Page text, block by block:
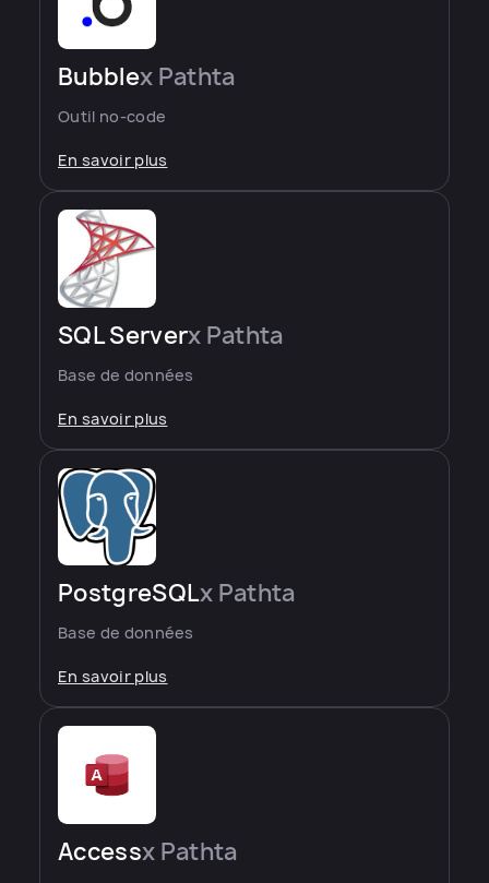
Bubblex Pathta
Outil no-code
En savoir plus
SQL Serverx Pathta
Base de données
En savoir plus
PostgreSQLx Pathta
Base de données
En savoir plus
Accessx Pathta